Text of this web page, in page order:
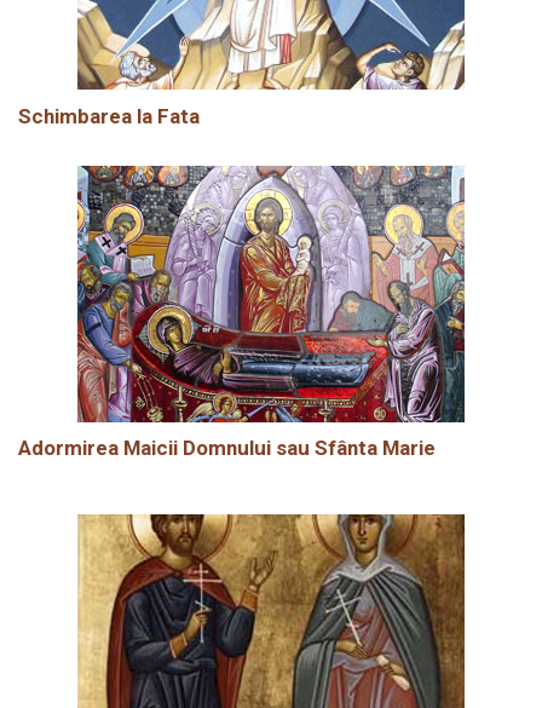
Schimbarea la Fata
Adormirea Maicii Domnului sau Sfânta Marie